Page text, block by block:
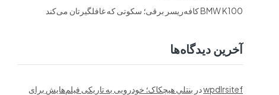
BMW K100 کافه‌ریسر برقی؛ سکوتی که غافلگیرتان می‌کند
آخرین دیدگاه‌ها
wpdlrsitefدر بنتلیِ هیچکاک؛ خودرویی به تاریکی فیلم‌هایش برای